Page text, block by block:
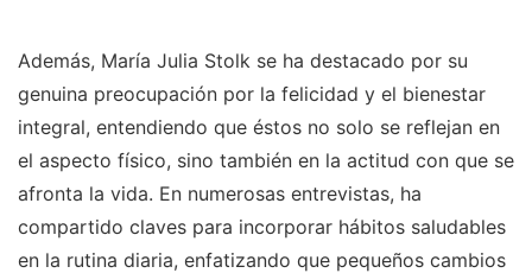
Además, María Julia Stolk se ha destacado por su
genuina preocupación por la felicidad y el bienestar
integral, entendiendo que éstos no solo se reflejan en
el aspecto físico, sino también en la actitud con que se
afronta la vida. En numerosas entrevistas, ha
compartido claves para incorporar hábitos saludables
en la rutina diaria, enfatizando que pequeños cambios